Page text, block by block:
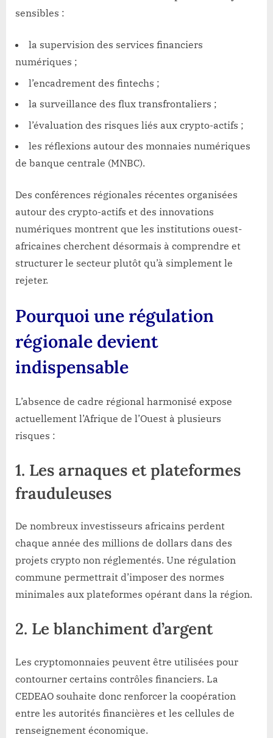
sensibles :
la supervision des services financiers
numériques ;
l’encadrement des fintechs ;
la surveillance des flux transfrontaliers ;
l’évaluation des risques liés aux crypto-actifs ;
les réflexions autour des monnaies numériques
de banque centrale (MNBC).
Des conférences régionales récentes organisées
autour des crypto-actifs et des innovations
numériques montrent que les institutions ouest-
africaines cherchent désormais à comprendre et
structurer le secteur plutôt qu’à simplement le
rejeter.
Pourquoi une régulation
régionale devient
indispensable
L’absence de cadre régional harmonisé expose
actuellement l’Afrique de l’Ouest à plusieurs
risques :
1. Les arnaques et plateformes
frauduleuses
De nombreux investisseurs africains perdent
chaque année des millions de dollars dans des
projets crypto non réglementés. Une régulation
commune permettrait d’imposer des normes
minimales aux plateformes opérant dans la région.
2. Le blanchiment d’argent
Les cryptomonnaies peuvent être utilisées pour
contourner certains contrôles financiers. La
CEDEAO souhaite donc renforcer la coopération
entre les autorités financières et les cellules de
renseignement économique.